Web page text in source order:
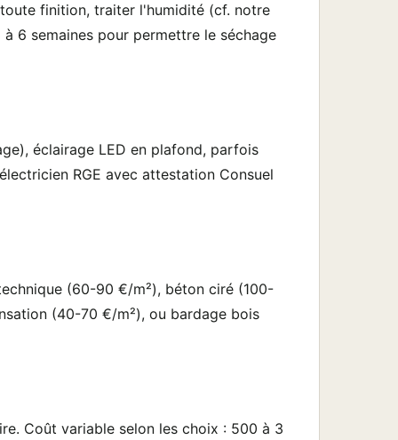
finition, traiter l'humidité (cf. notre
6 semaines pour permettre le séchage
éclairage LED en plafond, parfois
RGE avec attestation Consuel
(60-90 €/m²), béton ciré (100-
(40-70 €/m²), ou bardage bois
Coût variable selon les choix : 500 à 3